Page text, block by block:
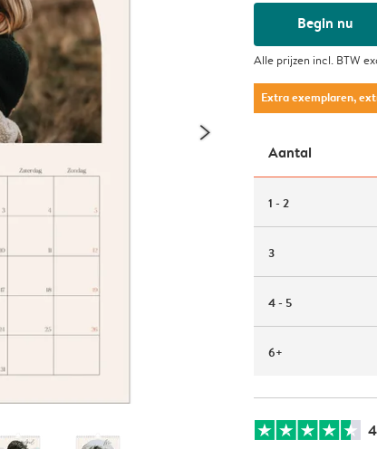
Begin nu
Alle prijzen incl. BTW
Extra exemplaren,
Aantal
1 - 2
3
4 - 5
6+